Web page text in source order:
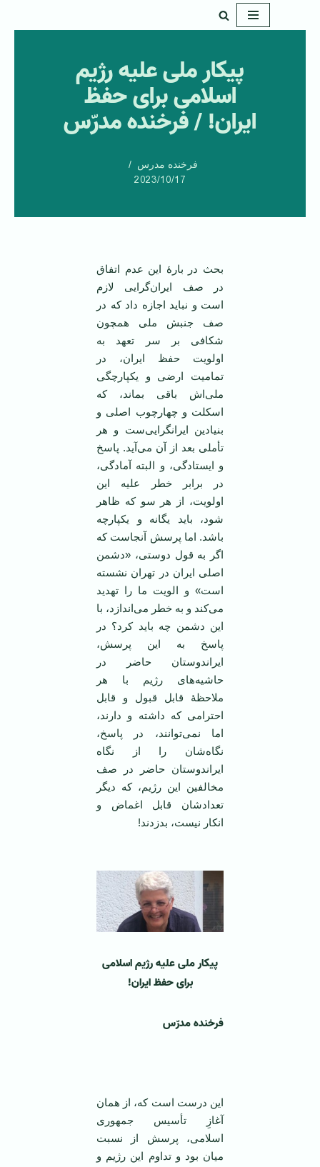
پیکار ملی علیه رژیم
اسلامی برای حفظ
ایران! / فرخنده مدرّس
فرخنده مدرس
2023/10/17
بحث در بارۀ این عدم اتفاق
در صف ایران‌گرایی لازم
است و نباید اجازه داد که در
صف جنبش ملی همچون
شکافی بر سر تعهد به
اولویت حفظ ایران، در
تمامیت ارضی و یکپارچگی
ملی‌اش باقی بماند، که
اسکلت و چهارچوب اصلی و
بنیادین ایرانگرایی‌ست و هر
تأملی بعد از آن می‌آید. پاسخ
و ایستادگی، و البته آمادگی،
در برابر خطر علیه این
اولویت، از هر سو که ظاهر
شود، باید یگانه و یکپارچه
باشد. اما پرسش آنجاست که
اگر به قول دوستی، «دشمن
اصلی ایران در تهران نشسته
است» و الویت ما را تهدید
می‌کند و به خطر می‌اندازد، با
این دشمن چه باید کرد؟ در
پاسخ به این پرسش،
ایراندوستان حاضر در
حاشیه‌های رژیم با هر
ملاحظۀ قابل قبول و قابل
احترامی که داشته و دارند،
اما نمی‌توانند، در پاسخ،
نگاه‌شان را از نگاه
ایراندوستان حاضر در صف
مخالفین این رژیم، که دیگر
تعدادشان قابل اغماض و
انکار نیست، بدزدند!
پیکار ملی علیه رژیم اسلامی
برای حفظ ایران!
فرخنده مدرّس
این درست است که، از همان
آغازِ تأسیس جمهوری
اسلامی، پرسش از نسبت
میان بود و تداوم این رژیم و